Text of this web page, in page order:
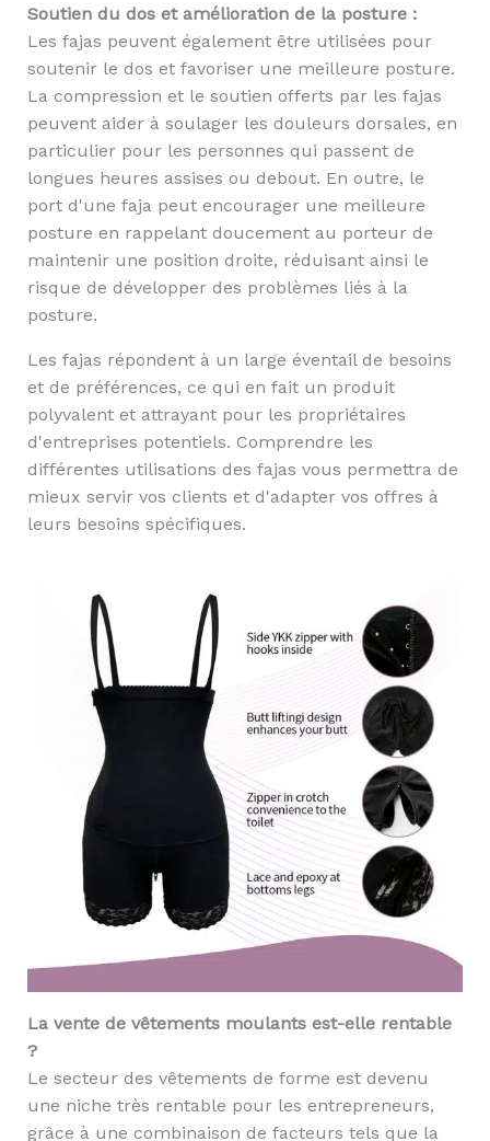
Soutien du dos et amélioration de la posture :
Les fajas peuvent également être utilisées pour
soutenir le dos et favoriser une meilleure posture.
La compression et le soutien offerts par les fajas
peuvent aider à soulager les douleurs dorsales, en
particulier pour les personnes qui passent de
longues heures assises ou debout. En outre, le
port d'une faja peut encourager une meilleure
posture en rappelant doucement au porteur de
maintenir une position droite, réduisant ainsi le
risque de développer des problèmes liés à la
posture.
Les fajas répondent à un large éventail de besoins
et de préférences, ce qui en fait un produit
polyvalent et attrayant pour les propriétaires
d'entreprises potentiels. Comprendre les
différentes utilisations des fajas vous permettra de
mieux servir vos clients et d'adapter vos offres à
leurs besoins spécifiques.
La vente de vêtements moulants est-elle rentable
?
Le secteur des vêtements de forme est devenu
une niche très rentable pour les entrepreneurs,
grâce à une combinaison de facteurs tels que la